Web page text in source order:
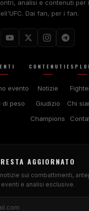
analisi e contenuti per
Dai fan, per i fan.
evento
di peso
CONTENUTI
Notizie
Giudizio
Champions
Chi
RESTA AGGIORNATO
sui combattimenti,
eventi e analisi esclusive.